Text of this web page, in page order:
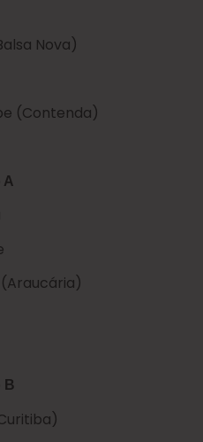
Nova)
(Contenda)
A
B